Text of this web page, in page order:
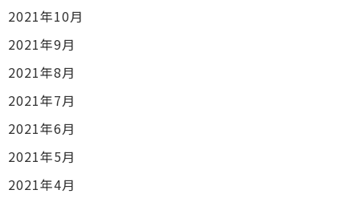
2021年10月
2021年9月
2021年8月
2021年7月
2021年6月
2021年5月
2021年4月